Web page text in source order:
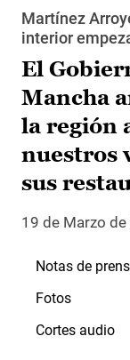
Martínez
interior
El
Mancha
la región
nuestros
sus
19 de Marzo
Notas de
Fotos
Cortes audio